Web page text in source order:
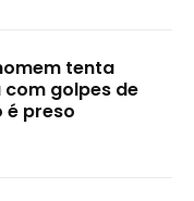
tenta
golpes de
é preso